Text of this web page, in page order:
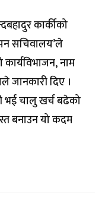
कार्कीको
सचिवालय’ले
नाम
जानकारी दिए ।
भई चालु खर्च बढेको
बनाउन यो कदम